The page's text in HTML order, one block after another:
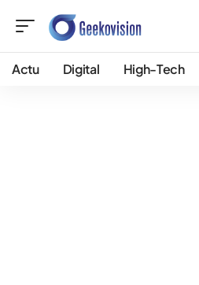
Actu Digital High-Tech